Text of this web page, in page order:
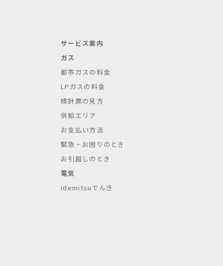
サービス案内
ガス
都市ガスの料金
LPガスの料金
検針票の見方
供給エリア
お支払い方法
緊急・お困りのとき
お引越しのとき
電気
idemitsuでんき